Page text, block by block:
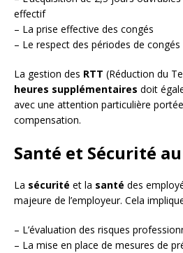
effectif
– La prise effective des congés
– Le respect des périodes de
La gestion des RTT (Réduction du
heures supplémentaires doit
avec une attention particulière
compensation.
Santé et Sécurité
La sécurité et la santé des
majeure de l’employeur. Cela
– L’évaluation des risques
– La mise en place de mesures de